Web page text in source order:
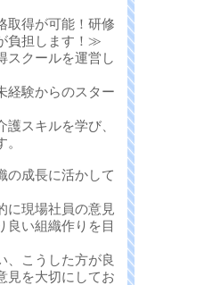
取得が可能！研修
負担します！≫
スクールを運営し
経験からのスター
護スキルを学び、
成長に活かして
に現場社員の意見
良い組織作りを目
、こうした方が良
見を大切にしてお